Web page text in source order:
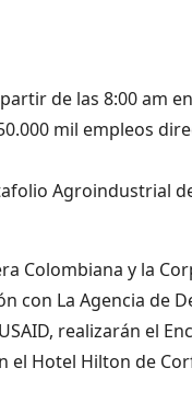
de las 8:00 am
mil empleos
Agroindustrial
Colombiana y la
con La Agencia de
realizarán el
Hotel Hilton de